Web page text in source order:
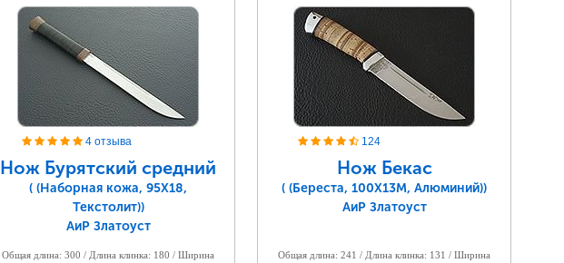
4 отзыва
Нож Бурятский средний
( (Наборная кожа, 95Х18,
Текстолит))
АиР Златоуст
Общая длина: 300 / Длина клинка: 180 / Ширина
124
Нож Бекас
( (Береста, 100Х13М, Алюминий))
АиР Златоуст
Общая длина: 241 / Длина клинка: 131 / Ширина